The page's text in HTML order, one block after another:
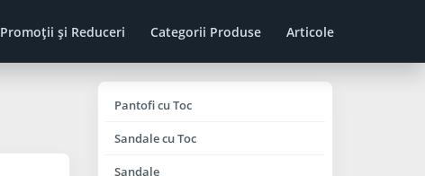
Promoţii şi Reduceri Categorii Produse Articole
Pantofi cu Toc
Sandale cu Toc
Sandale